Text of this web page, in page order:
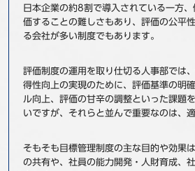
株主・投資家情報 採用
セミナ−
ニュース
お問い合わ
日本企業の約8割で導入されている一方
価することの難しさもあり、評価の公平
る会社が多い制度でもあります。
評価制度の運用を取り仕切る人事部では
得性向上の実現のために、評価基準の明
ル向上、評価の甘辛の調整といった課題
いですが、それらと並んで重要なのは、
そもそも目標管理制度の主な目的や効果
の共有や、社員の能力開発・人財育成、